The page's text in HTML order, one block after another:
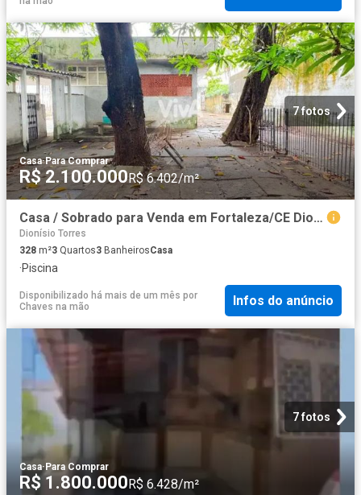
7 fotos
Casa·Para Comprar
R$ 2.100.000R$ 6.402/m²
Casa / Sobrado para Venda em Fortaleza/CE Dionisio Torres 3 Quartos
Dionísio Torres
328 m²3 Quartos3 BanheirosCasa
·Piscina
Disponibilizado há mais de um mês por
Chaves na mão
Infos do anúncio
7 fotos
Casa·Para Comprar
R$ 1.800.000R$ 6.428/m²